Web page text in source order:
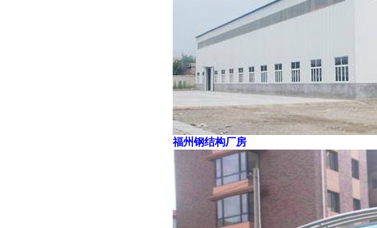
福州钢结构厂房